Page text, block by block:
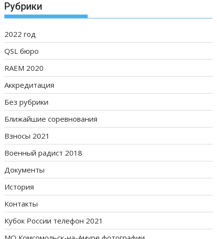
Рубрики
2022 год
QSL бюро
RAEM 2020
Аккредитация
Без рубрики
Ближайшие соревнования
Взносы 2021
Военный радист 2018
Документы
История
Контакты
Кубок России телефон 2021